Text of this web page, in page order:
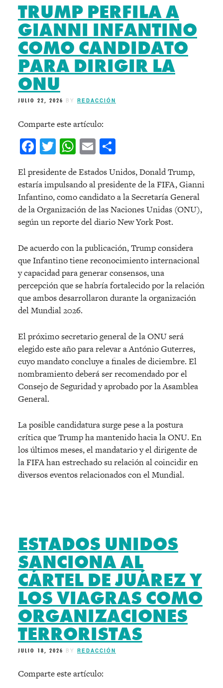
TRUMP PERFILA A
GIANNI INFANTINO
COMO CANDIDATO
PARA DIRIGIR LA
ONU
JULIO 22, 2026 BY REDACCIÓN
Comparte este artículo:
Facebook
Twitter
WhatsApp
Email
El presidente de Estados Unidos, Donald Trump,
estaría impulsando al presidente de la FIFA, Gianni
Infantino, como candidato a la Secretaría General
de la Organización de las Naciones Unidas (ONU),
según un reporte del diario New York Post.
De acuerdo con la publicación, Trump considera
que Infantino tiene reconocimiento internacional
y capacidad para generar consensos, una
percepción que se habría fortalecido por la relación
que ambos desarrollaron durante la organización
del Mundial 2026.
El próximo secretario general de la ONU será
elegido este año para relevar a António Guterres,
cuyo mandato concluye a finales de diciembre. El
nombramiento deberá ser recomendado por el
Consejo de Seguridad y aprobado por la Asamblea
General.
La posible candidatura surge pese a la postura
crítica que Trump ha mantenido hacia la ONU. En
los últimos meses, el mandatario y el dirigente de
la FIFA han estrechado su relación al coincidir en
diversos eventos relacionados con el Mundial.
ESTADOS UNIDOS
SANCIONA AL
CÁRTEL DE JUÁREZ Y
LOS VIAGRAS COMO
ORGANIZACIONES
TERRORISTAS
JULIO 18, 2026 BY REDACCIÓN
Comparte este artículo: